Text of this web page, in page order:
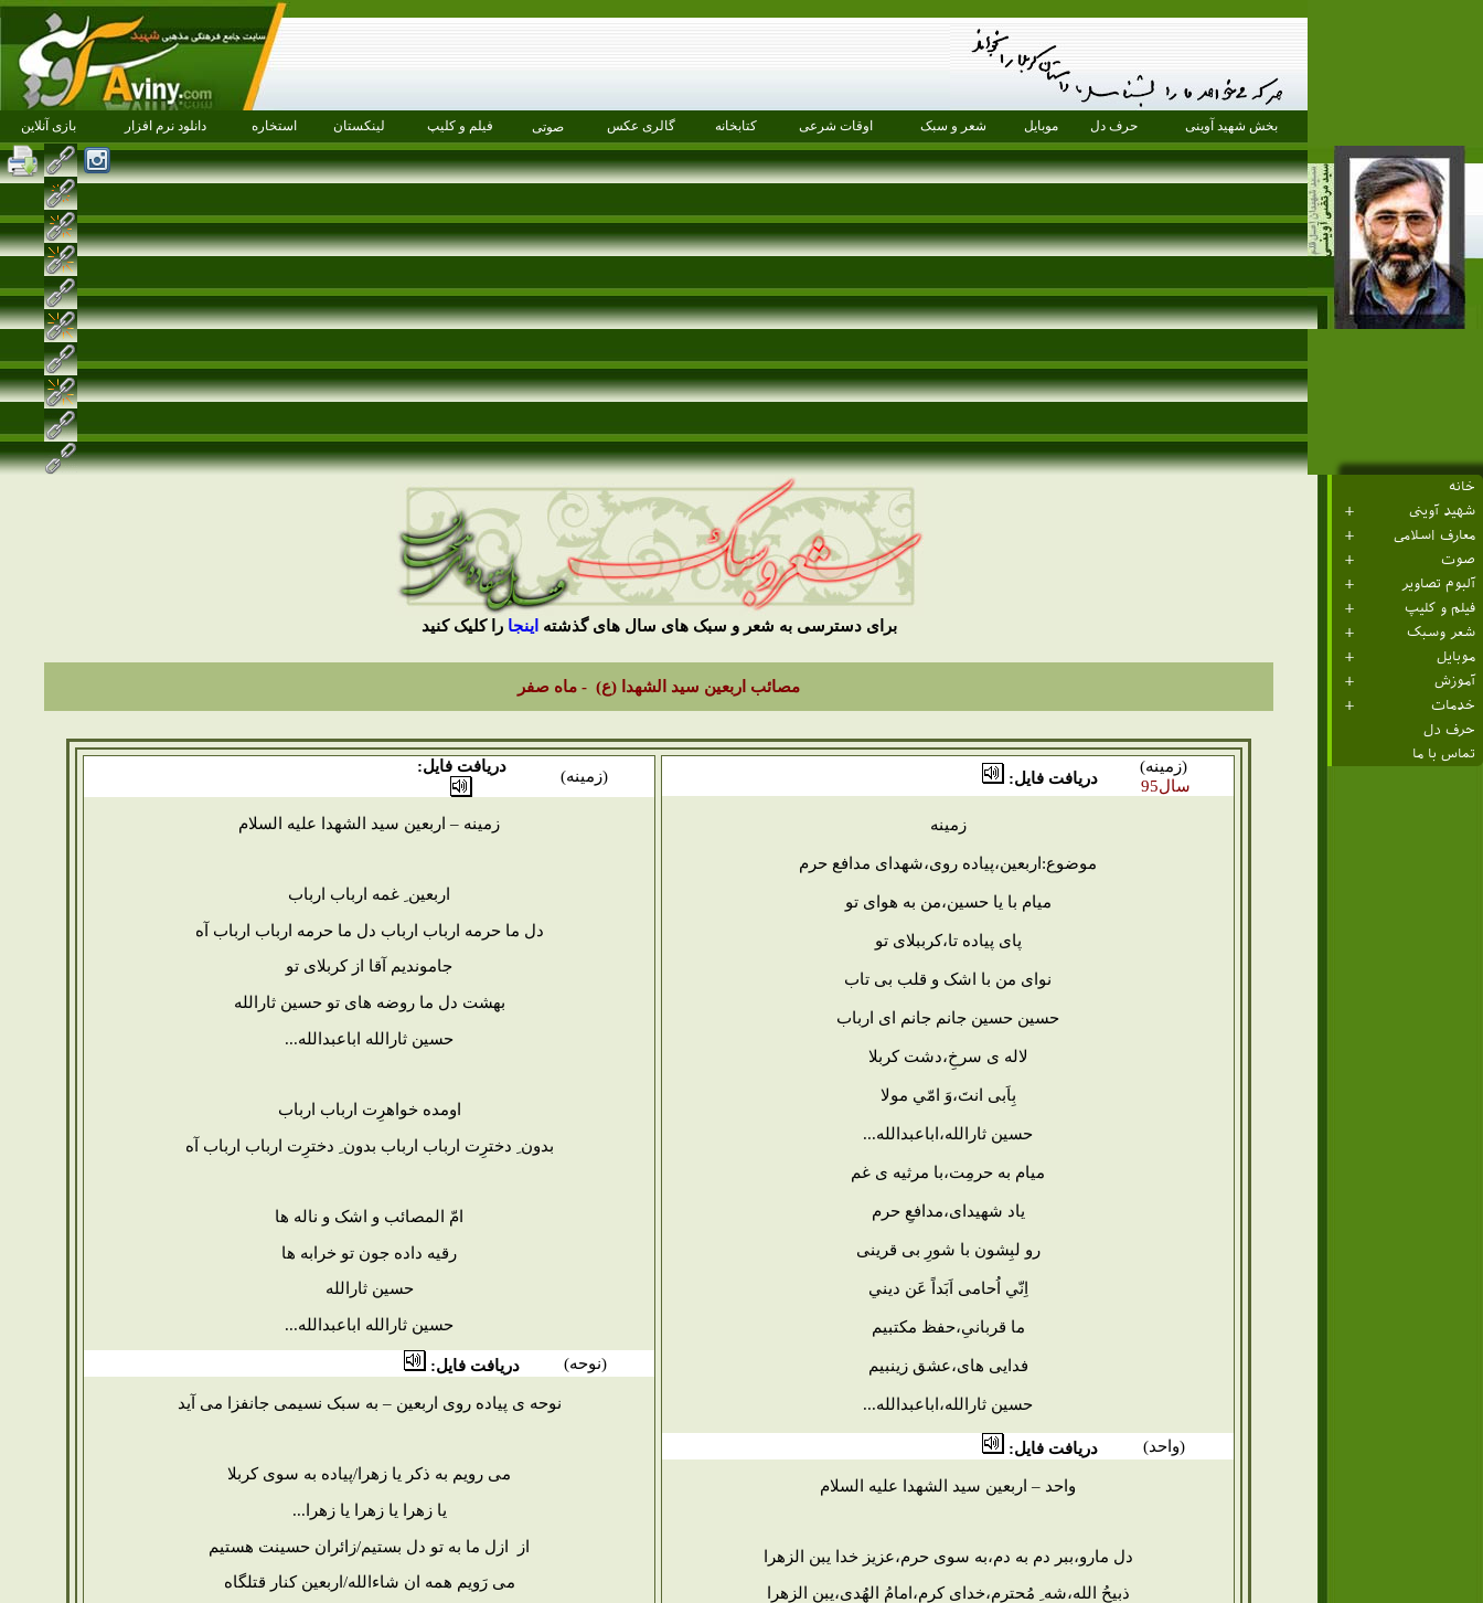
بخش شهید آوینی حرف دل موبایل شعر و سبک اوقات شرعی کتابخانه گالری عکس صوتی فیلم و کلیپ لینکستان استخاره دانلود نرم افزار بازی آنلاین
خانه
شهید آوینی
معارف اسلامی
صوت
آلبوم تصاویر
فیلم و کلیپ
شعر وسبک
موبایل
آموزش
خدمات
حرف دل
تماس با ما
برای دسترسی به شعر و سبک های سال های گذشته اینجا را کلیک کنید
مصائب اربعین سید الشهدا (ع) - ماه صفر
(زمینه)
سال95
دریافت فایل:
زمینه
موضوع:اربعین،پیاده روی،شهدای مدافع حرم
میام با یا حسین،من به هوای تو
پای پیاده تا،کرببلای تو
نوای من با اشک و قلب بی تاب
حسین حسین جانم جانم ای ارباب
لاله ی سرخِ،دشت کربلا
بِاَبی انتَ،وَ امّي مولا
حسین ثارالله،اباعبدالله...
میام به حرمِت،با مرثیه ی غم
یاد شهیدای،مدافعِ حرم
رو لبِشون با شورِ بی قرینی
اِنّي اُحامی اَبَداً عَن دیني
ما قربانیِ،حفظ مکتبیم
فدایی های،عشق زینبیم
حسین ثارالله،اباعبدالله...
(واحد) دریافت فایل:
واحد – اربعین سید الشهدا علیه السلام
دل مارو،ببر دم به دم،به سوی حرم،عزیز خدا یبن الزهرا
ذبیحُ الله،شه ِ مُحترم،خدای کرم،امامُ الهُدی،یبن الزهرا
(زمینه)
دریافت فایل:
زمینه – اربعین سید الشهدا علیه السلام
اربعین ِ غمه ارباب ارباب
دل ما حرمه ارباب ارباب دل ما حرمه ارباب ارباب آه
جاموندیم آقا از کربلای تو
بهشت دل ما روضه های تو حسین ثارالله
حسین ثارالله اباعبدالله...
اومده خواهرِت ارباب ارباب
بدون ِ دخترِت ارباب ارباب بدون ِ دخترِت ارباب ارباب آه
امّ المصائب و اشک و ناله ها
رقیه داده جون تو خرابه ها
حسین ثارالله
حسین ثارالله اباعبدالله...
(نوحه) دریافت فایل:
نوحه ی پیاده روی اربعین – به سبک نسیمی جانفزا می آید
می رویم به ذکر یا زهرا/پیاده به سوی کربلا
یا زهرا یا زهرا یا زهرا...
از ازل ما به تو دل بستیم/زائران حسینت هستیم
می رَویم همه ان شاءالله/اربعین کنار قتلگاه